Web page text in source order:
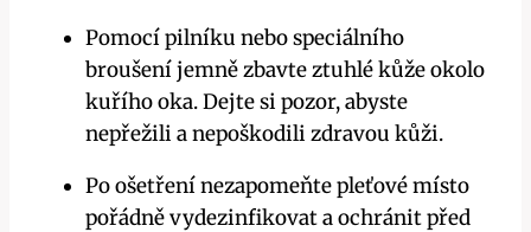
Pomocí pilníku nebo speciálního
broušení jemně zbavte ztuhlé kůže okolo
kuřího oka. Dejte si pozor, abyste
nepřežili a nepoškodili zdravou kůži.
Po ošetření nezapomeňte pleťové místo
pořádně vydezinfikovat a ochránit před